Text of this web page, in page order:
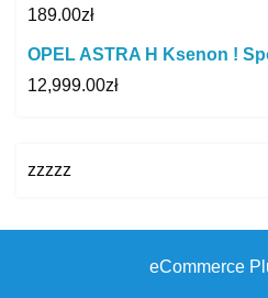
189.00zł
OPEL ASTRA H Ksenon !
12,999.00zł
zzzzz
eCommerce